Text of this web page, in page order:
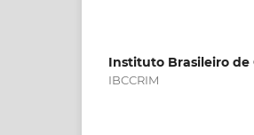
Instituto Brasileiro de
IBCCRIM